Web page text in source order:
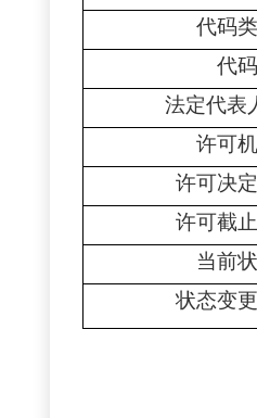
代码
代码
法定代表
许可
许可决
许可截
当前
状态变